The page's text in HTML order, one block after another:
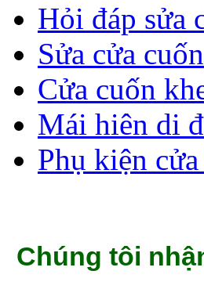
Hỏi đáp sửa
Sửa cửa cuốn
Cửa cuốn
Mái hiên di
Phụ kiện
Chúng tôi